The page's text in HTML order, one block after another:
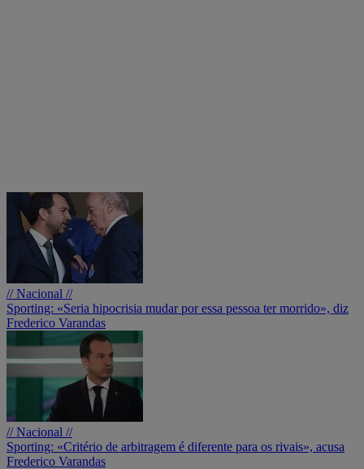
// Nacional //
Sporting: «Seria hipocrisia mudar por essa pessoa ter morrido», diz
Frederico Varandas
// Nacional //
Sporting: «Critério de arbitragem é diferente para os rivais», acusa
Frederico Varandas